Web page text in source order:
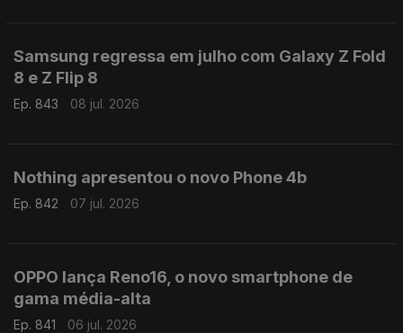
Samsung regressa em julho com Galaxy Z Fold
8 e Z Flip 8
Ep. 843 08 jul. 2026
Nothing apresentou o novo Phone 4b
Ep. 842 07 jul. 2026
OPPO lança Reno16, o novo smartphone de
gama média-alta
Ep. 841 06 jul. 2026